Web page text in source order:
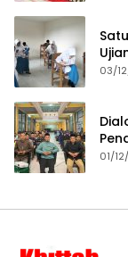
03/
01/